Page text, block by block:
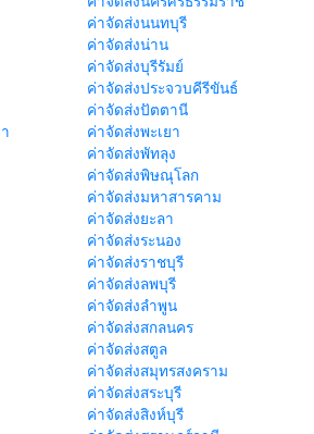
ค่าจัดส่งนนทบุรี
ค่าจัดส่งน่าน
ค่าจัดส่งบุรีรัมย์
ค่าจัดส่งประจวบคีรีขันธ์
ค่าจัดส่งปัตตานี
ค่าจัดส่งพะเยา
ค่าจัดส่งพัทลุง
ค่าจัดส่งพิษณุโลก
ค่าจัดส่งมหาสารคาม
ค่าจัดส่งยะลา
ค่าจัดส่งระนอง
ค่าจัดส่งราชบุรี
ค่าจัดส่งลพบุรี
ค่าจัดส่งลำพูน
ค่าจัดส่งสกลนคร
ค่าจัดส่งสตูล
ค่าจัดส่งสมุทรสงคราม
ค่าจัดส่งสระบุรี
ค่าจัดส่งสิงห์บุรี